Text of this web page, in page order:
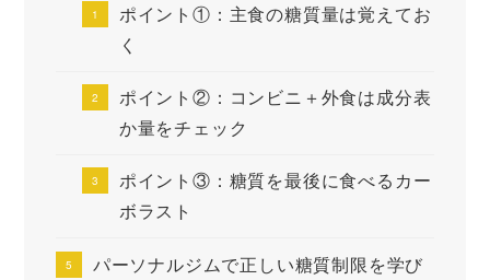
ポイント①：主食の糖質量は覚えてお
く
ポイント②：コンビニ＋外食は成分表
か量をチェック
ポイント③：糖質を最後に食べるカー
ボラスト
パーソナルジムで正しい糖質制限を学び